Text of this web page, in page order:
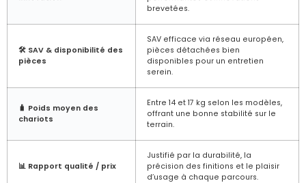
brevetées.
🛠️ SAV & disponibilité des
pièces
SAV efficace via réseau européen,
pièces détachées bien
disponibles pour un entretien
serein.
🧳 Poids moyen des
chariots
Entre 14 et 17 kg selon les modèles,
offrant une bonne stabilité sur le
terrain.
📊 Rapport qualité / prix
Justifié par la durabilité, la
précision des finitions et le plaisir
d’usage à chaque parcours.